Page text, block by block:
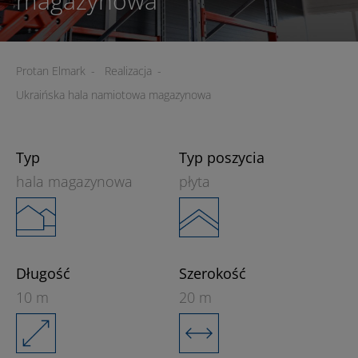
Protan Elmark - Realizacja -
Ukraińska hala namiotowa magazynowa
Typ
hala magazynowa
Typ poszycia
płyta
Długość
10 m
Szerokość
20 m